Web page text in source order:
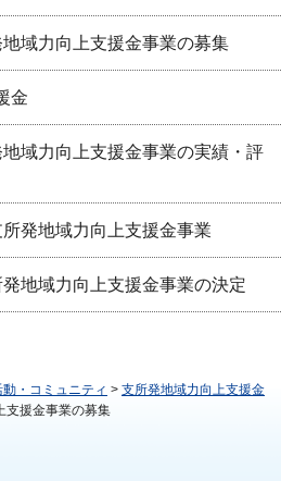
域力向上支援金事業の募集
金
域力向上支援金事業の実績・評
発地域力向上支援金事業
地域力向上支援金事業の決定
・コミュニティ > 支所発地域力向上支援金
支援金事業の募集